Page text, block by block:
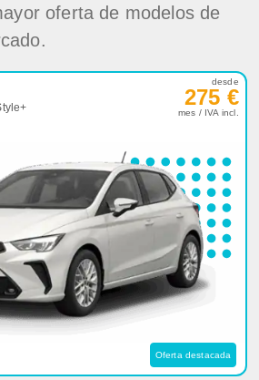
oferta de modelos de
desde
275 €
mes / IVA incl.
Oferta destacada